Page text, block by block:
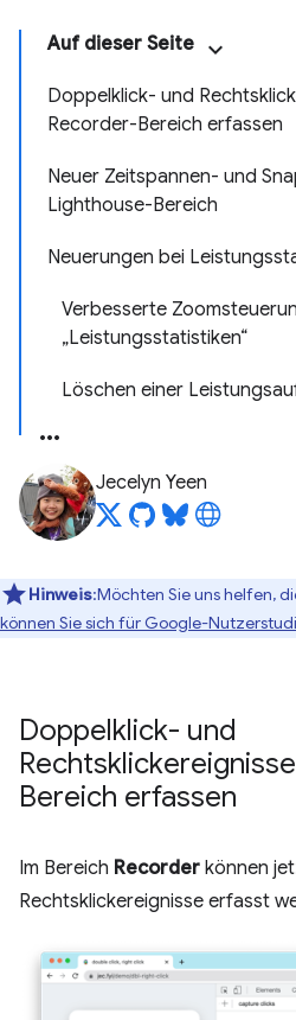
Auf dieser Seite
Doppelklick- und
Recorder-Bereich erfassen
Neuer Zeitspannen- und
Lighthouse-Bereich
Neuerungen bei
Verbesserte
„Leistungsstatistiken“
Löschen einer
Jecelyn Yeen
Hinweis:Möchten Sie uns helfen,
können Sie sich für Google-
Doppelklick- und
Bereich erfassen
Im Bereich Recorder können
Rechtsklickereignisse erfasst